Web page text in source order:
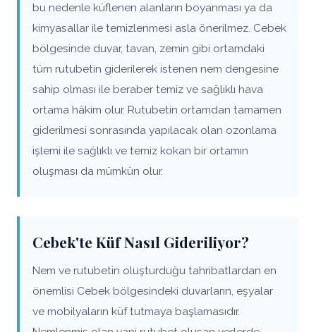
bu nedenle küflenen alanların boyanması ya da
kimyasallar ile temizlenmesi asla önerilmez. Cebek
bölgesinde duvar, tavan, zemin gibi ortamdaki
tüm rutubetin giderilerek istenen nem dengesine
sahip olması ile beraber temiz ve sağlıklı hava
ortama hâkim olur. Rutubetin ortamdan tamamen
giderilmesi sonrasında yapılacak olan ozonlama
işlemi ile sağlıklı ve temiz kokan bir ortamın
oluşması da mümkün olur.
Cebek'te Küf Nasıl Gideriliyor?
Nem ve rutubetin oluşturduğu tahribatlardan en
önemlisi Cebek bölgesindeki duvarların, eşyalar
ve mobilyaların küf tutmaya başlamasıdır.